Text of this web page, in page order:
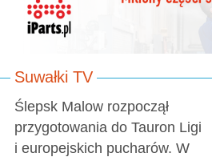
Suwałki TV
Ślepsk Malow rozpoczął
przygotowania do Tauron Ligi
i europejskich pucharów. W